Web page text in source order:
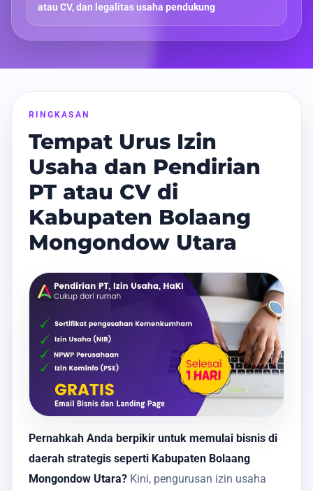
atau CV, dan legalitas usaha pendukung
RINGKASAN
Tempat Urus Izin
Usaha dan Pendirian
PT atau CV di
Kabupaten Bolaang
Mongondow Utara
Pernahkah Anda berpikir untuk memulai bisnis di
daerah strategis seperti Kabupaten Bolaang
Mongondow Utara? Kini, pengurusan izin usaha